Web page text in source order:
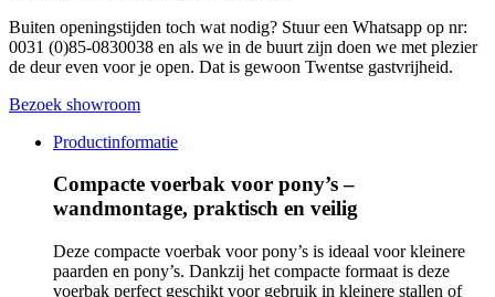
Buiten openingstijden toch wat nodig? Stuur een Whatsapp op nr:
0031 (0)85-0830038 en als we in de buurt zijn doen we met plezier
de deur even voor je open. Dat is gewoon Twentse gastvrijheid.
Bezoek showroom
Productinformatie
Compacte voerbak voor pony’s –
wandmontage, praktisch en veilig
Deze compacte voerbak voor pony’s is ideaal voor kleinere
paarden en pony’s. Dankzij het compacte formaat is deze
voerbak perfect geschikt voor gebruik in kleinere stallen of